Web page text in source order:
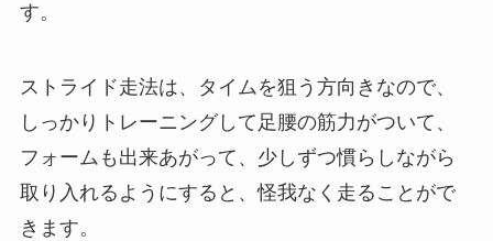
す。
ストライド走法は、タイムを狙う方向きなので、
しっかりトレーニングして足腰の筋力がついて、
フォームも出来あがって、少しずつ慣らしながら
取り入れるようにすると、怪我なく走ることがで
きます。